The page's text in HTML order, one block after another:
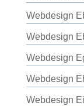
Webdesign
Webdesign
Webdesign
Webdesign
Webdesign